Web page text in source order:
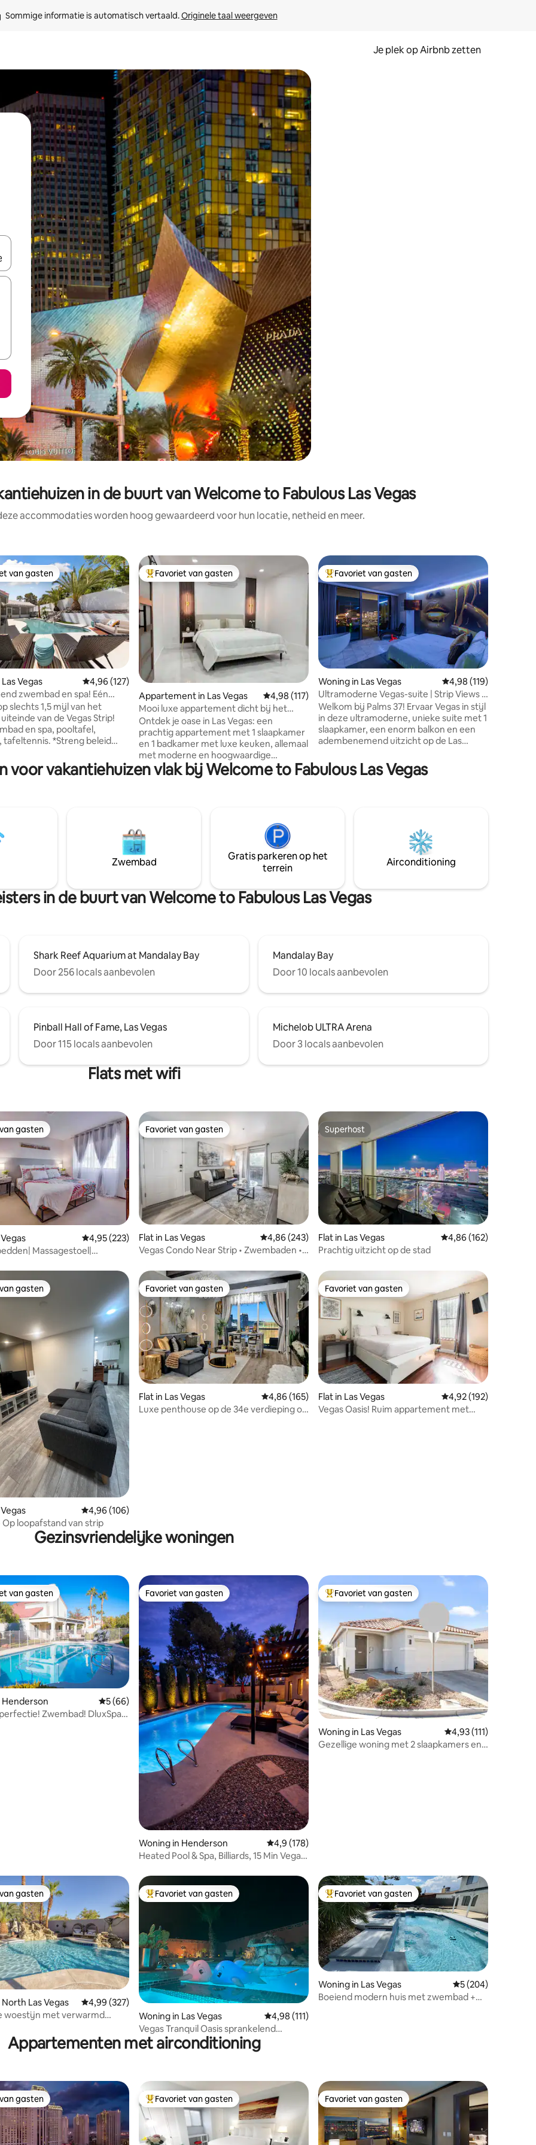
Sommige informatie is automatisch vertaald. Originele taal weergeven
Je plek op Airbnb zetten
keuze met je de pijltjestoetsen omhoog en omlaag, óf door te tikken of swipen.
in de buurt van Welcome to Fabulous Las Vegas
accommodaties worden hoog gewaardeerd voor hun locatie, netheid en meer.
van 4,96 op 5, 160 recensies
van gasten
van gasten
Vegas Gemiddelde beoordeling van 4,96 op 5, 127 recensies
4,96 (127)
zwembad en spa! Eén
dicht bij de Strip!
slechts 1,5 mijl van het
van de Vegas Strip!
en spa, pooltafel,
*Streng beleid
personen/auto's dat op de
staat overschrijden, worden
is $ 80/dag. Geen
spa te verwarmen. * Alleen
met eerdere
en recensies.
Topfavoriet van gasten
Favoriet van gasten
Appartement in Las Vegas Gemiddelde beoordeling van 4,98 op 5, 117 recensies
4,98 (117)
Mooi luxe appartement dicht bij het
centrum.
Ontdek je oase in Las Vegas: een
prachtig appartement met 1 slaapkamer
en 1 badkamer met luxe keuken, allemaal
met moderne en hoogwaardige
afwerkingen. Strategisch gelegen: ✈️ Op
10 minuten van de luchthaven 🎰 14
om aan de drukte te ontsnappen zonder
comfort te verliezen. Gastronomische
gerechten, premium rust en snelle
verbindingen naar actie. Je perfecte
uitvalsbasis om Las Vegas in stijl en rust
Topfavoriet van gasten
Favoriet van gasten
Woning in Las Vegas Gemiddelde
4,98 (119)
Ultramoderne Vegas-suite | Strip Views +
balkon
Welkom bij Palms 37! Ervaar Vegas in stijl
in deze ultramoderne, unieke suite met 1
slaapkamer, een enorm balkon en een
adembenemend uitzicht op de Las
beschikt over een strak, op maat
gemaakt interieur, een volledig
GRATIS parkeren en directe toegang tot
het Palms Casino. Slechts een korte
wandeling naar de Strip, het nachtleven
en eetgelegenheden!
voor vakantiehuizen vlak bij Welcome to Fabulous Las Vegas
Zwembad
Gratis parkeren op het
terrein
Airconditioning
in de buurt van Welcome to Fabulous Las Vegas
Shark Reef Aquarium at Mandalay Bay
Door 256 locals aanbevolen
Mandalay Bay
Door 10 locals aanbevolen
Pinball Hall of Fame, Las Vegas
Door 115 locals aanbevolen
Michelob ULTRA Arena
Door 3 locals aanbevolen
Flats met wifi
van 4,87 op 5, 231 recensies
gasten
gasten
Gemiddelde beoordeling van 4,95 op 5, 223 recensies
4,95 (223)
Massagestoel|
Favoriet van gasten
Favoriet van gasten
Flat in Las Vegas Gemiddelde beoordeling van 4,86 op 5, 243 recensies
4,86 (243)
Vegas Condo Near Strip • Zwembaden •
Superhost
Superhost
Flat in Las Vegas Gemiddelde
4,86 (162)
Prachtig uitzicht op de stad
4,99 op 5, 314 recensies
gasten
gasten
Gemiddelde beoordeling van 4,96 op 5, 106 recensies
4,96 (106)
Op loopafstand van strip
Favoriet van gasten
Favoriet van gasten
Flat in Las Vegas Gemiddelde beoordeling van 4,86 op 5, 165 recensies
4,86 (165)
Luxe penthouse op de 34e verdieping op
Favoriet van gasten
Favoriet van gasten
Flat in Las Vegas Gemiddelde
4,92 (192)
Vegas Oasis! Ruim appartement met
Gezinsvriendelijke woningen
van 4,95 op 5, 173 recensies
van gasten
van gasten
Henderson Gemiddelde beoordeling van 5 op 5, 66 recensies
5 (66)
Zwembad! DluxSpa!
Favoriet van gasten
Favoriet van gasten
Woning in Henderson Gemiddelde beoordeling van 4,9 op 5, 178 recensies
4,9 (178)
Heated Pool & Spa, Billiards, 15 Min Vegas
Topfavoriet van gasten
Favoriet van gasten
Woning in Las Vegas Gemiddelde
4,93 (111)
Gezellige woning met 2 slaapkamers en
van 4,89 op 5, 335 recensies
gasten
gasten
Las Vegas Gemiddelde beoordeling van 4,99 op 5, 327 recensies
4,99 (327)
woestijn met verwarmd
Topfavoriet van gasten
Favoriet van gasten
Woning in Las Vegas Gemiddelde beoordeling van 4,98 op 5, 111 recensies
4,98 (111)
Vegas Tranquil Oasis sprankelend
zwembad/spa+slots+420
Topfavoriet van gasten
Favoriet van gasten
Woning in Las Vegas Gemiddelde
5 (204)
Boeiend modern huis met zwembad +
Appartementen met airconditioning
gasten
gasten Topfavoriet van gasten
Favoriet van gasten Favoriet van gasten
Favoriet van gasten